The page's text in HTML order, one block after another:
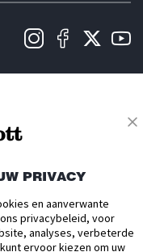
zijn
Play zijn
Store zijn handelsmerken
van hun
PRIVACY
en aanverwante
privacybeleid, voor
analyses, verbeterde
ervoor kiezen om uw